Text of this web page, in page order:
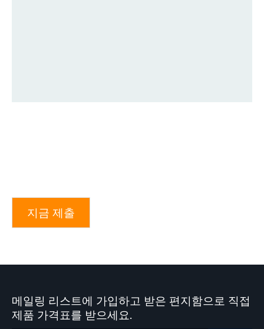
지금 제출
메일링 리스트에 가입하고 받은 편지함으로 직접
제품 가격표를 받으세요.